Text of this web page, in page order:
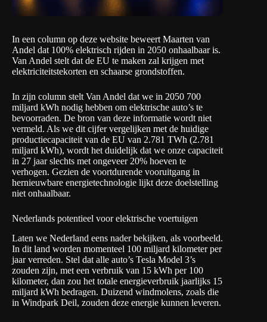
In een column op deze website beweert Maarten van
Andel dat 100% elektrisch rijden in 2050 onhaalbaar is.
Van Andel stelt dat de EU te maken zal krijgen met
elektriciteitstekorten en schaarse grondstoffen.
In zijn column stelt Van Andel dat we in 2050 700
miljard kWh nodig hebben om elektrische auto’s te
bevoorraden. De bron van deze informatie wordt niet
vermeld. Als we dit cijfer vergelijken met de huidige
productiecapaciteit van de EU van 2.781 TWh (2.781
miljard kWh), wordt het duidelijk dat we onze capaciteit
in 27 jaar slechts met ongeveer 20% hoeven te
verhogen. Gezien de voortdurende vooruitgang in
hernieuwbare energietechnologie lijkt deze doelstelling
niet onhaalbaar.
Nederlands potentieel voor elektrische voertuigen
Laten we Nederland eens nader bekijken, als voorbeeld.
In dit land worden momenteel 100 miljard kilometerper
jaar verreden. Stel dat alle auto’s Tesla Model 3’s
zouden zijn, met een verbruik van 15 kWh per 100
kilometer, dan zou het totale energieverbruik jaarlijks 15
miljard kWh bedragen. Duizend windmolens, zoals die
in Windpark Deil, zouden deze energie kunnen leveren.